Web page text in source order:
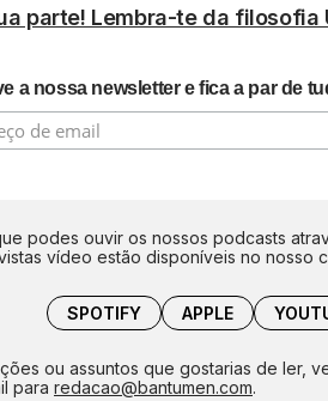
parte! Lembra-te da filosofia
a nossa newsletter e fica a par de
podes ouvir os nossos podcasts
vídeo estão disponíveis no nosso
SPOTIFY APPLE
ou assuntos que gostarias de ler,
para redacao@bantumen.com.